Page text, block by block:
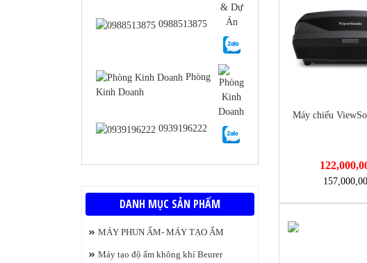
https://
Máy chiếu
-6%
0988513875
Phòng
Kinh Doanh
0939196222
DANH MỤC SẢN PHẨM
MÁY PHUN ẨM- MÁY TẠO ẨM
Máy tạo độ ẩm không khí Beurer